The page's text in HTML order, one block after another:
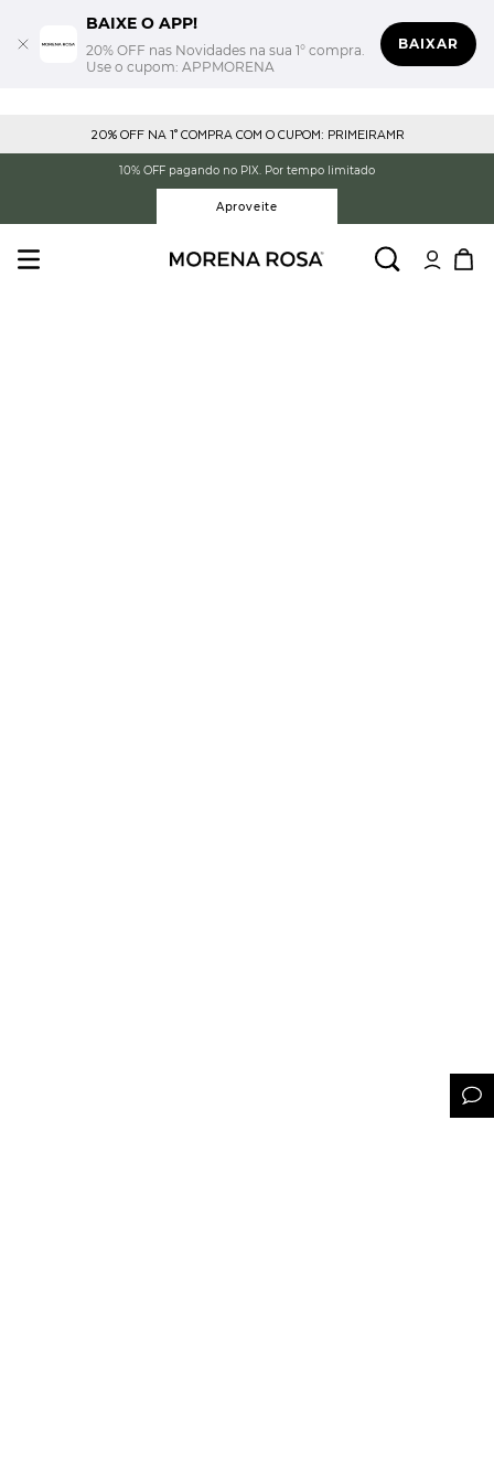
BAIXE O APP!
20% OFF nas Novidades na sua 1° compra.
Use o cupom: APPMORENA
BAIXAR
20% OFF NA 1° COMPRA COM O CUPOM: PRIMEIRAMR
10% OFF pagando no PIX. Por tempo limitado
Aproveite